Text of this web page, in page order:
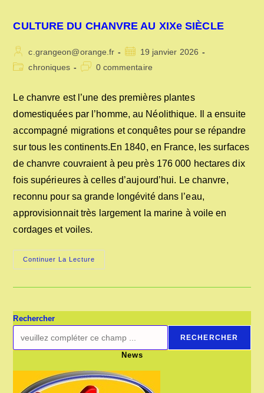
CULTURE DU CHANVRE AU XIXe SIÈCLE
Auteur/autrice
de
c.grangeon@orange.fr
Publication
publiée :
19 janvier 2026
Postchroniques
Commentaires
publication :
0 commentaire
Le chanvre est l’une des premières plantes
domestiquées par l’homme, au Néolithique. Il a ensuite
accompagné migrations et conquêtes pour se répandre
sur tous les continents.En 1840, en France, les surfaces
de chanvre couvraient à peu près 176 000 hectares dix
fois supérieures à celles d’aujourd’hui. Le chanvre,
reconnu pour sa grande longévité dans l’eau,
approvisionnait très largement la marine à voile en
cordages et voiles.
Continuer La Lecture
DU
Rechercher
RECHERCHER
News